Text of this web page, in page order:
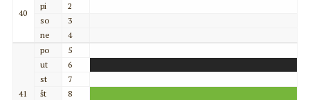
40
pi
2
so
3
ne
4
41
po
5
ut
6
st
7
št
8